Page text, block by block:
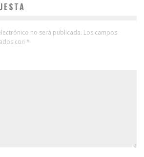
no será publicada. Los campos
con *